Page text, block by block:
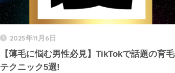
2025年11月6日
【薄毛に悩む男性必見】TikTokで話題の育毛
テクニック5選!